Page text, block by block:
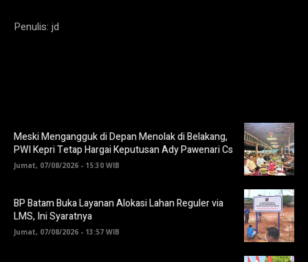
Penulis: jd
Meski Mengangguk di Depan Menolak di Belakang,
PWI Kepri Tetap Hargai Keputusan Ady Pawenari Cs
Jumat, 07/08/2026 - 15:30 WIB
BP Batam Buka Layanan Alokasi Lahan Reguler via
LMS, Ini Syaratnya
Jumat, 07/08/2026 - 13:57 WIB